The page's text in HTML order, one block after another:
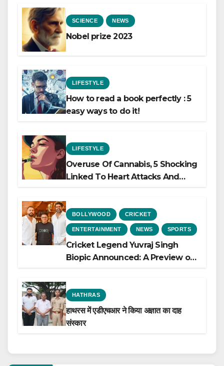
SCIENCE NEWS
Nobel prize 2023
LIFESTYLE
How to read a book perfectly : 5
easy ways to do it!
LIFESTYLE
Overuse Of Cannabis, 5 Shocking
Linked To Heart Attacks And
BOLLYWOOD CRICKET
ENTERTAINMENT NEWS SPORTS
Cricket Legend Yuvraj Singh
Biopic Announced: A Preview of
HATHRAS
हाथरस में एडीएचआर ने किया अज्ञात का दाह
संस्कार